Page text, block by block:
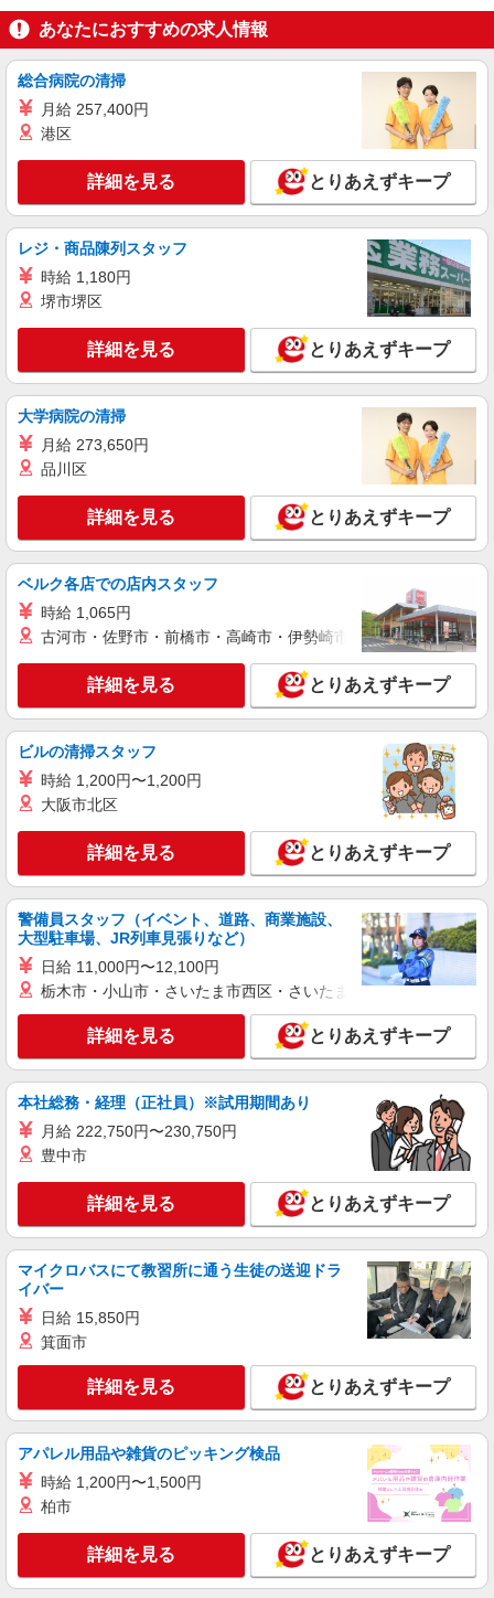
あなたにおすすめの求人情報
総合病院の清掃
月給 257,400円
港区
詳細を見る とりあえずキープ
レジ・商品陳列スタッフ
時給 1,180円
堺市堺区
詳細を見る とりあえずキープ
大学病院の清掃
月給 273,650円
品川区
詳細を見る とりあえずキープ
ベルク各店での店内スタッフ
時給 1,065円
古河市・佐野市・前橋市・高崎市・伊勢崎市・太田市・館林市
詳細を見る とりあえずキープ
ビルの清掃スタッフ
時給 1,200円〜1,200円
大阪市北区
詳細を見る とりあえずキープ
警備員スタッフ（イベント、道路、商業施設、
大型駐車場、JR列車見張りなど）
日給 11,000円〜12,100円
栃木市・小山市・さいたま市西区・さいたま市岩槻区・久喜市・
詳細を見る とりあえずキープ
本社総務・経理（正社員）※試用期間あり
月給 222,750円〜230,750円
豊中市
詳細を見る とりあえずキープ
マイクロバスにて教習所に通う生徒の送迎ドラ
イバー
日給 15,850円
箕面市
詳細を見る とりあえずキープ
アパレル用品や雑貨のピッキング検品
時給 1,200円〜1,500円
柏市
詳細を見る とりあえずキープ